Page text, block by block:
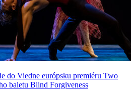
do Viedne európsku premiéru Two
baletu Blind Forgiveness